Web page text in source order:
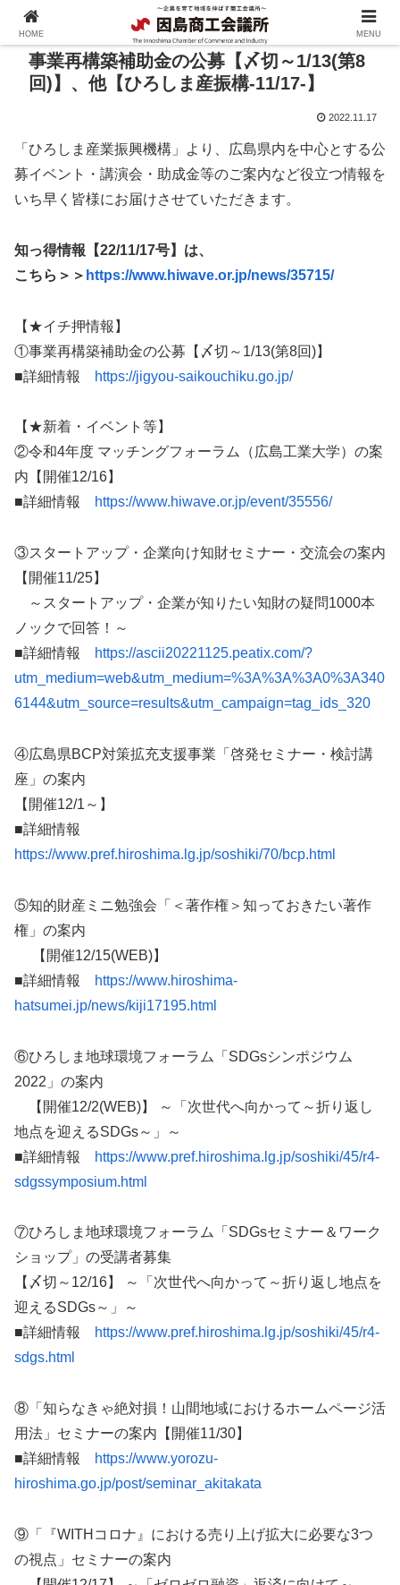
事業再構築補助金の公募【〆切～1/13(第8
回)】、他【ひろしま産振構-11/17-】
2022.11.17
「ひろしま産業振興機構」より、広島県内を中心とする公
募イベント・講演会・助成金等のご案内など役立つ情報を
いち早く皆様にお届けさせていただきます。
知っ得情報【22/11/17号】は、
こちら＞＞ https://www.hiwave.or.jp/news/35715/
【★イチ押情報】
①事業再構築補助金の公募【〆切～1/13(第8回)】
■詳細情報
https://jigyou-saikouchiku.go.jp/
【★新着・イベント等】
②令和4年度 マッチングフォーラム（広島工業大学）の案
内【開催12/16】
■詳細情報
https://www.hiwave.or.jp/event/35556/
③スタートアップ・企業向け知財セミナー・交流会の案内
【開催11/25】
～スタートアップ・企業が知りたい知財の疑問1000本
ノックで回答！～
■詳細情報
https://ascii20221125.peatix.com/?
utm_medium=web&utm_medium=%3A%3A%3A0%3A340
6144&utm_source=results&utm_campaign=tag_ids_320
④広島県BCP対策拡充支援事業「啓発セミナー・検討講
座」の案内
【開催12/1～】
■詳細情報
https://www.pref.hiroshima.lg.jp/soshiki/70/bcp.html
⑤知的財産ミニ勉強会「＜著作権＞知っておきたい著作
権」の案内
【開催12/15(WEB)】
■詳細情報
https://www.hiroshima-
hatsumei.jp/news/kiji17195.html
⑥ひろしま地球環境フォーラム「SDGsシンポジウム
2022」の案内
【開催12/2(WEB)】 ～「次世代へ向かって～折り返し
地点を迎えるSDGs～」～
■詳細情報
https://www.pref.hiroshima.lg.jp/soshiki/45/r4-
sdgssymposium.html
⑦ひろしま地球環境フォーラム「SDGsセミナー＆ワーク
ショップ」の受講者募集
【〆切～12/16】 ～「次世代へ向かって～折り返し地点を
迎えるSDGs～」～
■詳細情報
https://www.pref.hiroshima.lg.jp/soshiki/45/r4-
sdgs.html
⑧「知らなきゃ絶対損！山間地域におけるホームページ活
用法」セミナーの案内【開催11/30】
■詳細情報
https://www.yorozu-
hiroshima.go.jp/post/seminar_akitakata
⑨「『WITHコロナ』における売り上げ拡大に必要な3つ
の視点」セミナーの案内
HOME MENU